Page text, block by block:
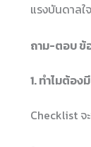
แรงบันดาล
ถาม-ตอบ ข้
1. ทำไมต้อ
Checklist